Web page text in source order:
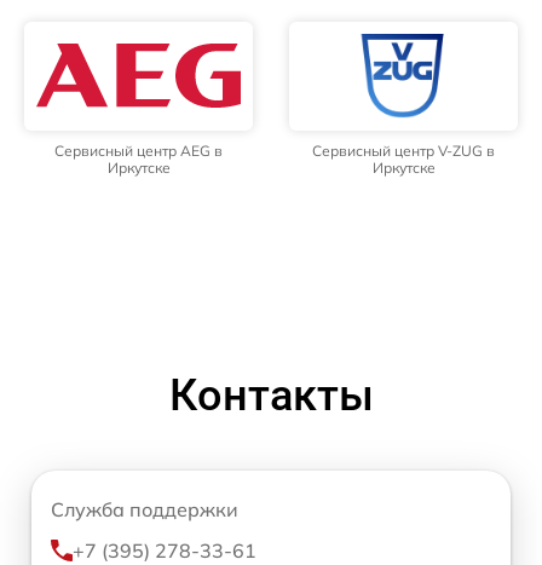
Сервисный центр AEG в
Иркутске
Сервисный центр V-ZUG в
Иркутске
Контакты
Служба поддержки
+7 (395) 278-33-61